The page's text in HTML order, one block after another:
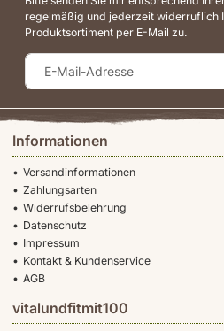
Informationen
Versandinformationen
Zahlungsarten
Widerrufsbelehrung
Datenschutz
Impressum
Kontakt & Kundenservice
AGB
vitalundfitmit100
regelmäßig und jederzeit widerruflich
Produktsortiment per E-Mail zu.